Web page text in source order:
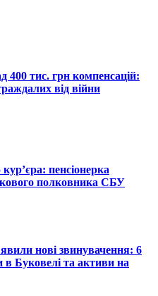
400 тис. грн компенсацій:
від війни
пенсіонерка
полковника СБУ
нові звинувачення: 6
Буковелі та активи на